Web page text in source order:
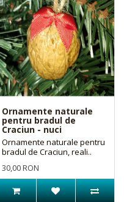
Ornamente naturale
pentru bradul de
Craciun - nuci
Ornamente naturale pentru
bradul de Craciun, reali..
30,00 RON